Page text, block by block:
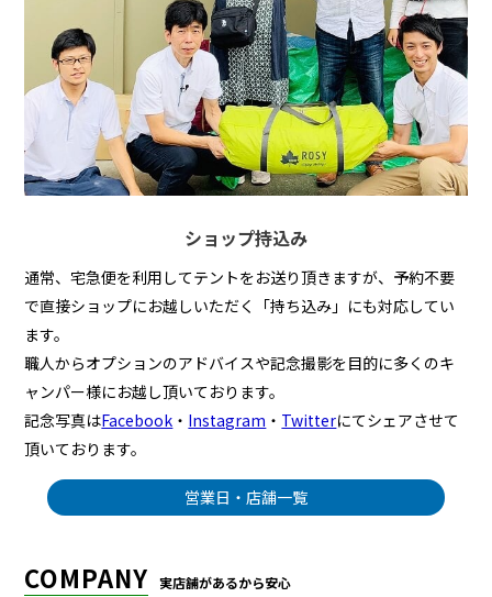
ショップ持込み
通常、宅急便を利用してテントをお送り頂きますが、予約不要
で直接ショップにお越しいただく「持ち込み」にも対応してい
ます。
職人からオプションのアドバイスや記念撮影を目的に多くのキ
ャンパー様にお越し頂いております。
記念写真はFacebook ・ Instagram ・ Twitterにてシェアさせて
頂いております。
営業日・店舗一覧
COMPANY 実店舗があるから安心